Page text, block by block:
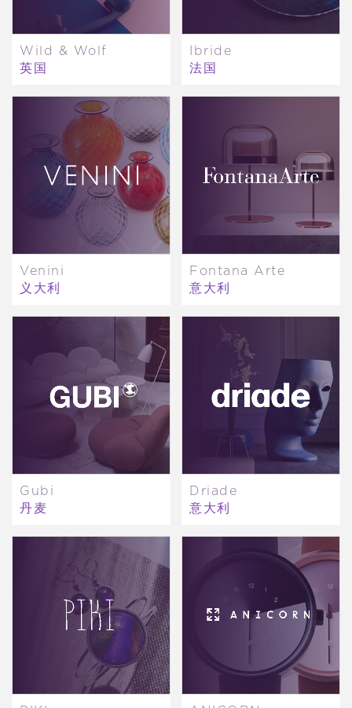
Wild & Wolf
英国
Ibride
法国
Venini
义大利
Fontana Arte
意大利
Gubi
丹麦
Driade
意大利